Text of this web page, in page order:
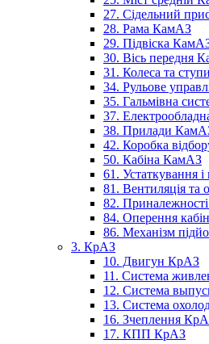
27. Сідельний
28. Рама КамАЗ
29. Підвіска
30. Вісь передня
31. Колеса та
34. Рульове
35. Гальмівна
37.
38. Прилади
42. Коробка
50. Кабіна КамАЗ
61. Устаткування
81. Вентиляція
82.
84. Оперення
86. Механізм
3. КрАЗ
10. Двигун КрАЗ
11. Система
12. Система
13. Система
16. Зчеплення
17. КПП КрАЗ